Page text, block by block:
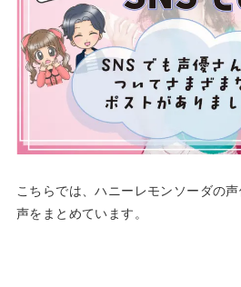
こちらでは、ハニーレモンソーダの
声をまとめています。